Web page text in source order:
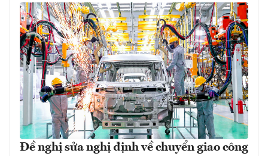
Đề nghị sửa nghị định về chuyển giao công